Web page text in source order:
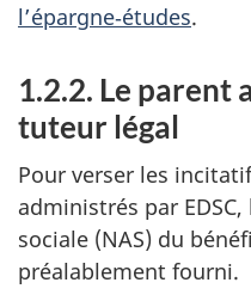
l’épargne‑études.
1.2.2. Le parent
tuteur légal
Pour verser les
administrés par
sociale (NAS) du
préalablement fourni.